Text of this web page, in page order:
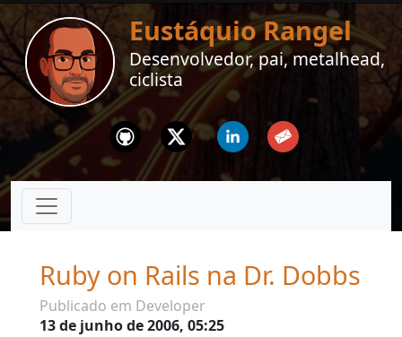
Eustáquio Rangel
Desenvolvedor, pai, metalhead,
ciclista
Github Twitter Linkedin Email
Ruby on Rails na Dr. Dobbs
Publicado em Developer
13 de junho de 2006, 05:25